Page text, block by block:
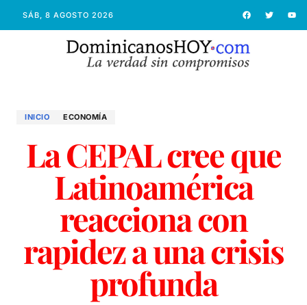
SÁB, 8 AGOSTO 2026
INICIO ECONOMÍ­A
La CEPAL cree que
Latinoamérica
reacciona con
rapidez a una crisis
profunda